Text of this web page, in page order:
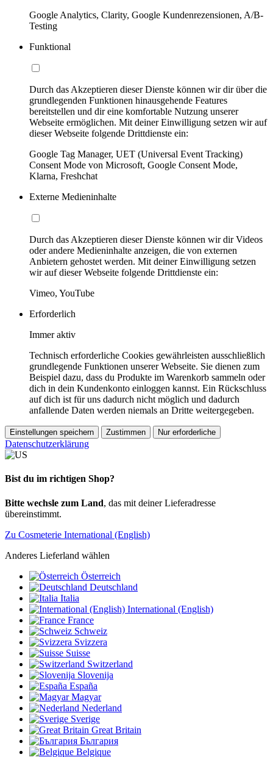
Google Analytics, Clarity, Google Kundenrezensionen, A/B-
Testing
Funktional
Durch das Akzeptieren dieser Dienste können wir dir über die
grundlegenden Funktionen hinausgehende Features
bereitstellen und dir eine komfortable Nutzung unserer
Webseite ermöglichen. Mit deiner Einwilligung setzen wir auf
dieser Webseite folgende Drittdienste ein:
Google Tag Manager, UET (Universal Event Tracking)
Consent Mode von Microsoft, Google Consent Mode,
Klarna, Freshchat
Externe Medieninhalte
Durch das Akzeptieren dieser Dienste können wir dir Videos
oder andere Medieninhalte anzeigen, die von externen
Anbietern gehostet werden. Mit deiner Einwilligung setzen
wir auf dieser Webseite folgende Drittdienste ein:
Vimeo, YouTube
Erforderlich
Immer aktiv
Technisch erforderliche Cookies gewährleisten ausschließlich
grundlegende Funktionen unserer Webseite. Sie dienen zum
Beispiel dazu, dass du Produkte im Warenkorb sammeln oder
dich in dein Kundenkonto einloggen kannst. Ein Rückschluss
auf dich ist für uns dadurch nicht möglich und dadurch
anfallende Daten werden niemals an Dritte weitergegeben.
Einstellungen speichern Zustimmen Nur erforderliche
Datenschutzerklärung
Bist du im richtigen Shop?
Bitte wechsle zum Land, das mit deiner Lieferadresse
übereinstimmt.
Zu Cosmeterie International (English)
Anderes Lieferland wählen
Österreich
Deutschland
Italia
International (English)
France
Schweiz
Svizzera
Suisse
Switzerland
Slovenija
España
Magyar
Nederland
Sverige
Great Britain
България
Belgique